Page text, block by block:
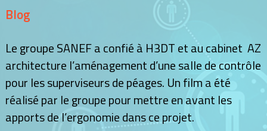
Blog
Le groupe SANEF a confié à H3DT et au cabinet AZ
architecture l’aménagement d’une salle de contrôle
pour les superviseurs de péages. Un film a été
réalisé par le groupe pour mettre en avant les
apports de l’ergonomie dans ce projet.